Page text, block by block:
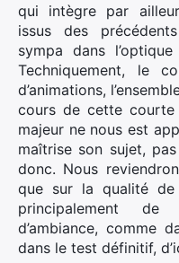
qui intègre par
issus des
sympa dans
Techniquement, le
d’animations,
cours de cette courte
majeur ne nous est
maîtrise son sujet,
donc. Nous
que sur la qualité de
principalement de
d’ambiance, comme
dans le test définitif,
Rechercher
: